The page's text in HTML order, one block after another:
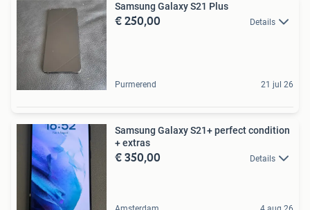
Samsung Galaxy S21 Plus
€ 250,00 Details
Purmerend 21 jul 26
Samsung Galaxy S21+ perfect condition
+ extras
€ 350,00 Details